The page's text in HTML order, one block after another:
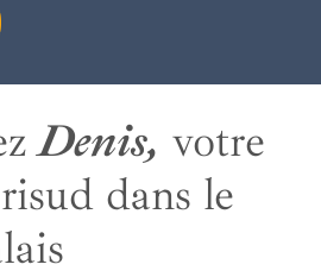
Denis, votre
dans le